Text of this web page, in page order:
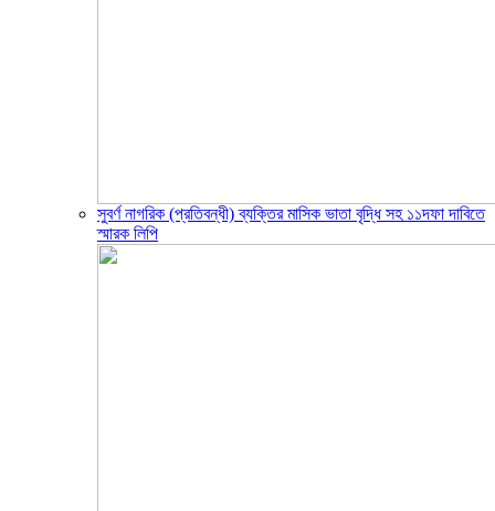
সুবর্ণ নাগরিক (প্রতিবন্ধী) ব্যক্তির মাসিক ভাতা বৃদ্ধি সহ ১১দফা দাবিতে
স্মারক লিপি